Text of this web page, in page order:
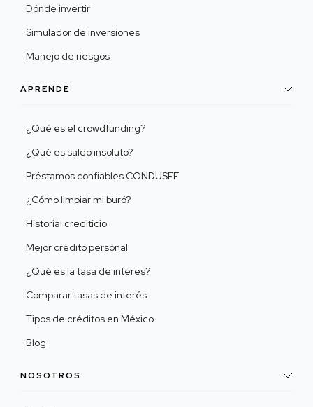
Dónde invertir
Simulador de inversiones
Manejo de riesgos
APRENDE
¿Qué es el crowdfunding?
¿Qué es saldo insoluto?
Préstamos confiables CONDUSEF
¿Cómo limpiar mi buró?
Historial crediticio
Mejor crédito personal
¿Qué es la tasa de interes?
Comparar tasas de interés
Tipos de créditos en México
Blog
NOSOTROS